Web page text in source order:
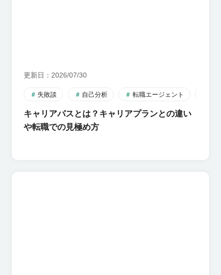
更新日 2026/07/30
失敗談 自己分析 転職エージェント
キャリアパスとは？キャリアプランとの違い
や転職での見極め方